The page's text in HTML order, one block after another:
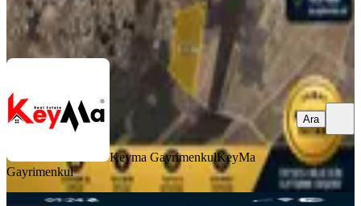
Keyma GayrimenkulKeyMa Gayrimenkul
Ara
Keyma GayrimenkulKeyMa
Gayrimenkul
Ara